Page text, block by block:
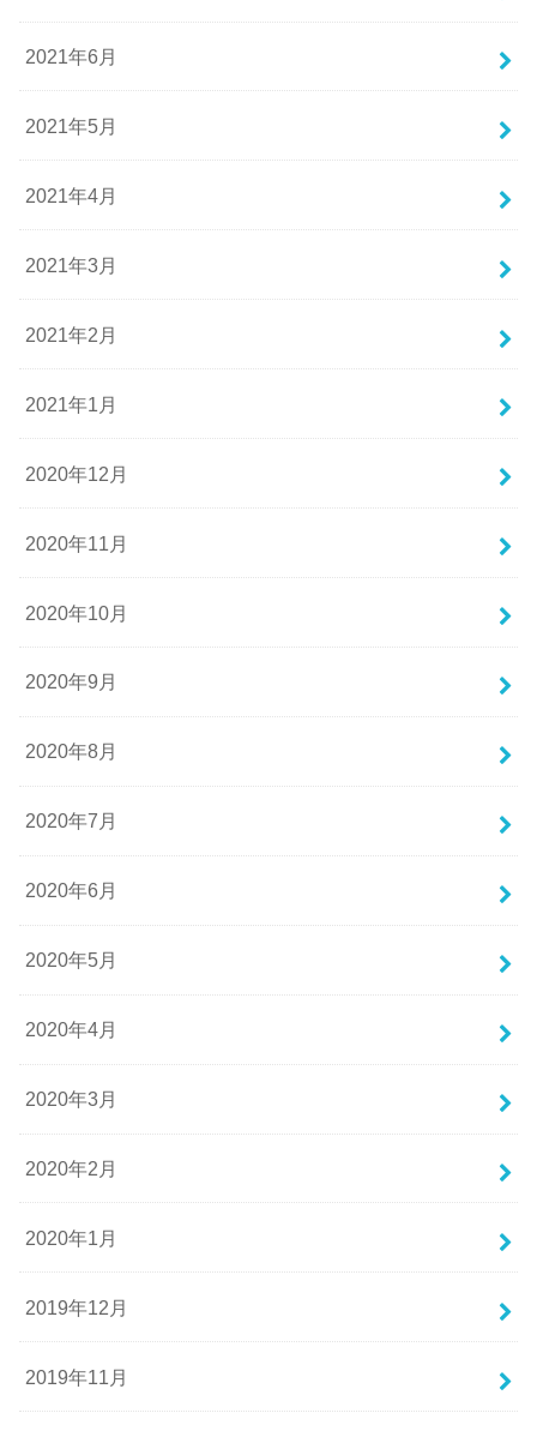
2021年6月
2021年5月
2021年4月
2021年3月
2021年2月
2021年1月
2020年12月
2020年11月
2020年10月
2020年9月
2020年8月
2020年7月
2020年6月
2020年5月
2020年4月
2020年3月
2020年2月
2020年1月
2019年12月
2019年11月